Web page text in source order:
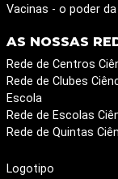
Vacinas - o poder
AS NOSSAS
Rede de Centros
Rede de Clubes
Escola
Rede de Escolas
Rede de Quintas
Logotipo